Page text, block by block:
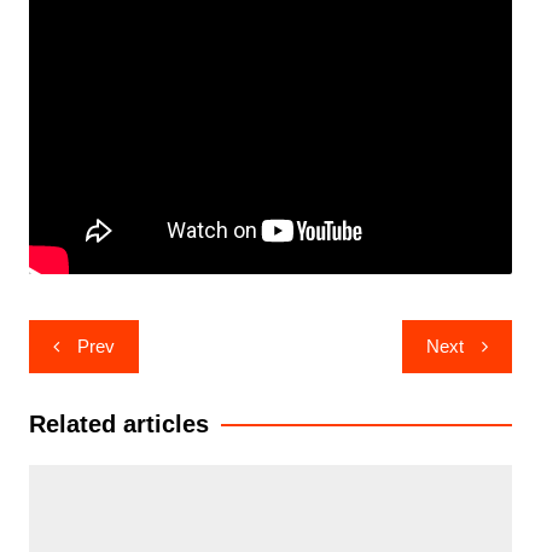
Post
navigation
Prev Next
Related articles